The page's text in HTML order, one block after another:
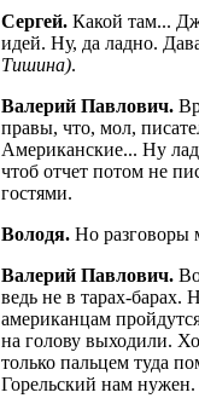
Сергей. Какой там...
идей. Ну, да ладно.
Тишина).
Валерий Павлович.
правы, что, мол,
Американские... Ну
чтоб отчет потом не
гостями.
Володя. Но разговоры
Валерий Павлович.
ведь не в тарах-барах.
американцам
на голову выходили.
только пальцем туда
Горельский нам нужен.